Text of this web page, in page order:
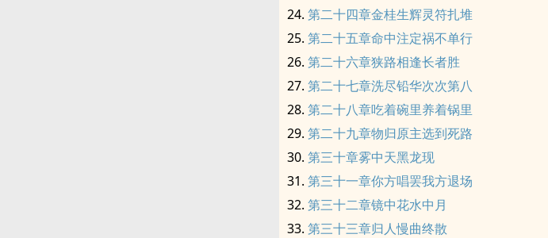
第二十四章金桂生辉灵符扎堆
第二十五章命中注定祸不单行
第二十六章狭路相逢长者胜
第二十七章洗尽铅华次次第八
第二十八章吃着碗里养着锅里
第二十九章物归原主选到死路
第三十章雾中天黑龙现
第三十一章你方唱罢我方退场
第三十二章镜中花水中月
第三十三章归人慢曲终散